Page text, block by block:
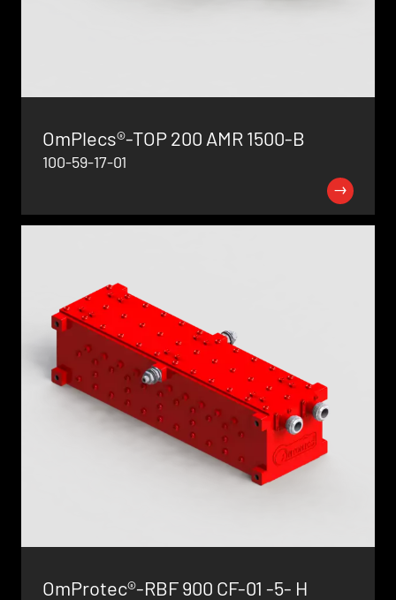
OmPlecs®-TOP 200 AMR 1500-B
100-59-17-01
OmProtec®-RBF 900 CF-01 -5- H